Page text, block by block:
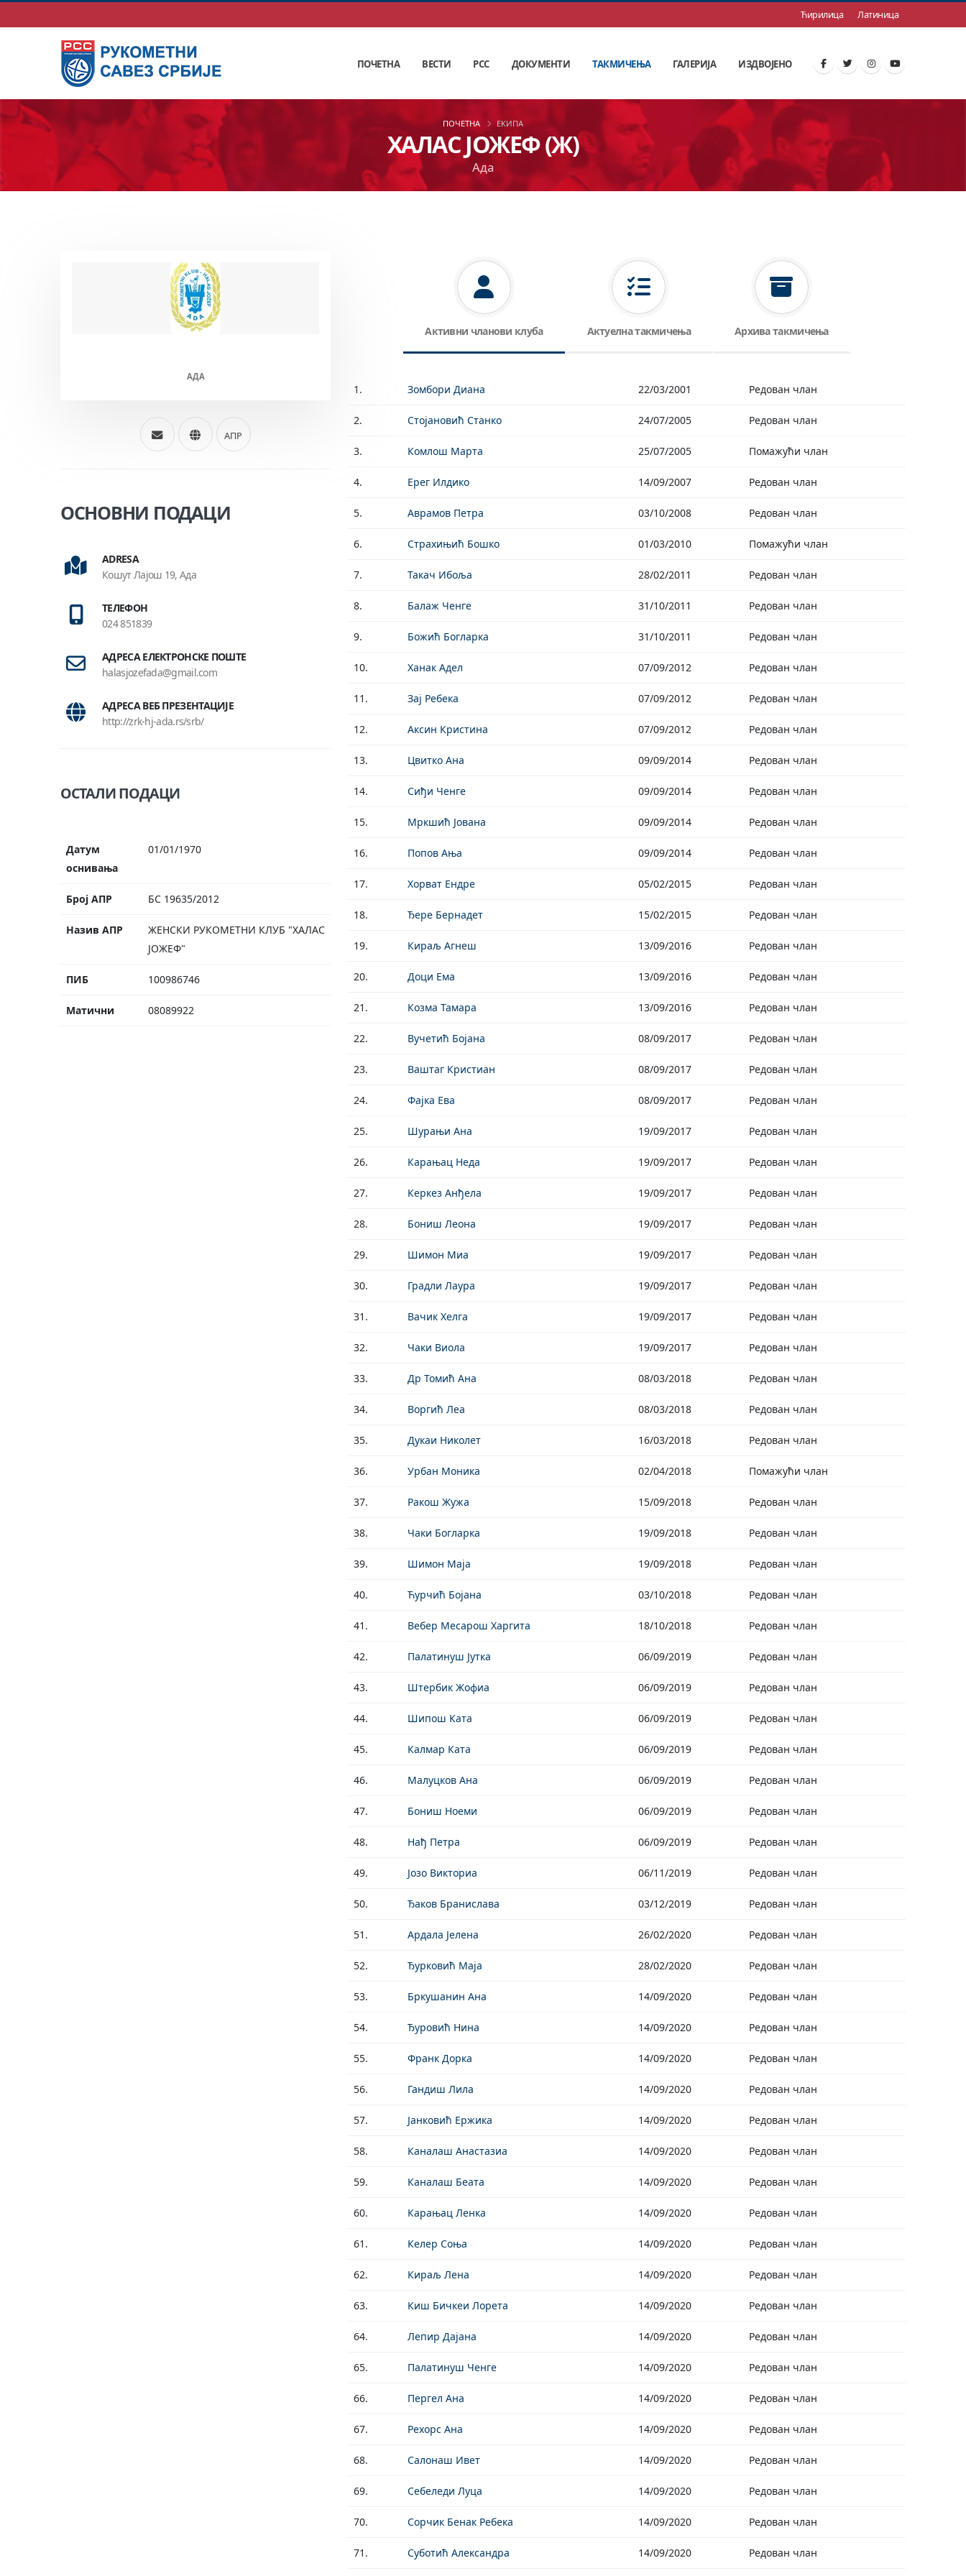
Ћирилица Латиница
ПОЧЕТНА ВЕСТИ РСС ДОКУМЕНТИ ТАКМИЧЕЊА ГАЛЕРИЈА ИЗДВОЈЕНО
ХАЛАС ЈОЖЕФ (Ж)
Ада
ПОЧЕТНА ЕКИПА
АДА
АПР
ОСНОВНИ ПОДАЦИ
ADRESA
Кошут Лајош 19, Ада
ТЕЛЕФОН
024 851839
АДРЕСА ЕЛЕКТРОНСКЕ ПОШТЕ
halasjozefada@gmail.com
АДРЕСА ВЕБ ПРЕЗЕНТАЦИЈЕ
http://zrk-hj-ada.rs/srb/
ОСТАЛИ ПОДАЦИ
Датум
оснивања
01/01/1970
Број АПР БС 19635/2012
Назив АПР
ЖЕНСКИ РУКОМЕТНИ КЛУБ "ХАЛАС
ЈОЖЕФ"
ПИБ 100986746
Матични 08089922
Активни чланови клуба Актуелна такмичења Архива такмичења
1. Зомбори Диана 22/03/2001 Редован члан
2. Стојановић Станко 24/07/2005 Редован члан
3. Комлош Марта 25/07/2005 Помажући члан
4. Ерег Илдико 14/09/2007 Редован члан
5. Аврамов Петра 03/10/2008 Редован члан
6. Страхињић Бошко 01/03/2010 Помажући члан
7. Такач Ибоља 28/02/2011 Редован члан
8. Балаж Ченге 31/10/2011 Редован члан
9. Божић Богларка 31/10/2011 Редован члан
10. Ханак Адел 07/09/2012 Редован члан
11. Зај Ребека 07/09/2012 Редован члан
12. Аксин Кристина 07/09/2012 Редован члан
13. Цвитко Ана 09/09/2014 Редован члан
14. Сиђи Ченге 09/09/2014 Редован члан
15. Мркшић Јована 09/09/2014 Редован члан
16. Попов Ања 09/09/2014 Редован члан
17. Хорват Ендре 05/02/2015 Редован члан
18. Ђере Бернадет 15/02/2015 Редован члан
19. Кираљ Агнеш 13/09/2016 Редован члан
20. Доци Ема 13/09/2016 Редован члан
21. Козма Тамара 13/09/2016 Редован члан
22. Вучетић Бојана 08/09/2017 Редован члан
23. Ваштаг Кристиан 08/09/2017 Редован члан
24. Фајка Ева 08/09/2017 Редован члан
25. Шурањи Ана 19/09/2017 Редован члан
26. Карањац Неда 19/09/2017 Редован члан
27. Керкез Анђела 19/09/2017 Редован члан
28. Бониш Леона 19/09/2017 Редован члан
29. Шимон Миа 19/09/2017 Редован члан
30. Градли Лаура 19/09/2017 Редован члан
31. Вачик Хелга 19/09/2017 Редован члан
32. Чаки Виола 19/09/2017 Редован члан
33. Др Томић Ана 08/03/2018 Редован члан
34. Воргић Леа 08/03/2018 Редован члан
35. Дукаи Николет 16/03/2018 Редован члан
36. Урбан Моника 02/04/2018 Помажући члан
37. Ракош Жужа 15/09/2018 Редован члан
38. Чаки Богларка 19/09/2018 Редован члан
39. Шимон Маја 19/09/2018 Редован члан
40. Ћурчић Бојана 03/10/2018 Редован члан
41. Вебер Месарош Харгита 18/10/2018 Редован члан
42. Палатинуш Јутка 06/09/2019 Редован члан
43. Штербик Жофиа 06/09/2019 Редован члан
44. Шипош Ката 06/09/2019 Редован члан
45. Калмар Ката 06/09/2019 Редован члан
46. Малуцков Ана 06/09/2019 Редован члан
47. Бониш Ноеми 06/09/2019 Редован члан
48. Нађ Петра 06/09/2019 Редован члан
49. Јозо Викториа 06/11/2019 Редован члан
50. Ђаков Бранислава 03/12/2019 Редован члан
51. Ардала Јелена 26/02/2020 Редован члан
52. Ђурковић Маја 28/02/2020 Редован члан
53. Бркушанин Ана 14/09/2020 Редован члан
54. Ђуровић Нина 14/09/2020 Редован члан
55. Франк Дорка 14/09/2020 Редован члан
56. Гандиш Лила 14/09/2020 Редован члан
57. Јанковић Ержика 14/09/2020 Редован члан
58. Каналаш Анастазиа 14/09/2020 Редован члан
59. Каналаш Беата 14/09/2020 Редован члан
60. Карањац Ленка 14/09/2020 Редован члан
61. Келер Соња 14/09/2020 Редован члан
62. Кираљ Лена 14/09/2020 Редован члан
63. Киш Бичкеи Лорета 14/09/2020 Редован члан
64. Лепир Дајана 14/09/2020 Редован члан
65. Палатинуш Ченге 14/09/2020 Редован члан
66. Пергел Ана 14/09/2020 Редован члан
67. Рехорс Ана 14/09/2020 Редован члан
68. Салонаш Ивет 14/09/2020 Редован члан
69. Себеледи Луца 14/09/2020 Редован члан
70. Сорчик Бенак Ребека 14/09/2020 Редован члан
71. Суботић Александра 14/09/2020 Редован члан